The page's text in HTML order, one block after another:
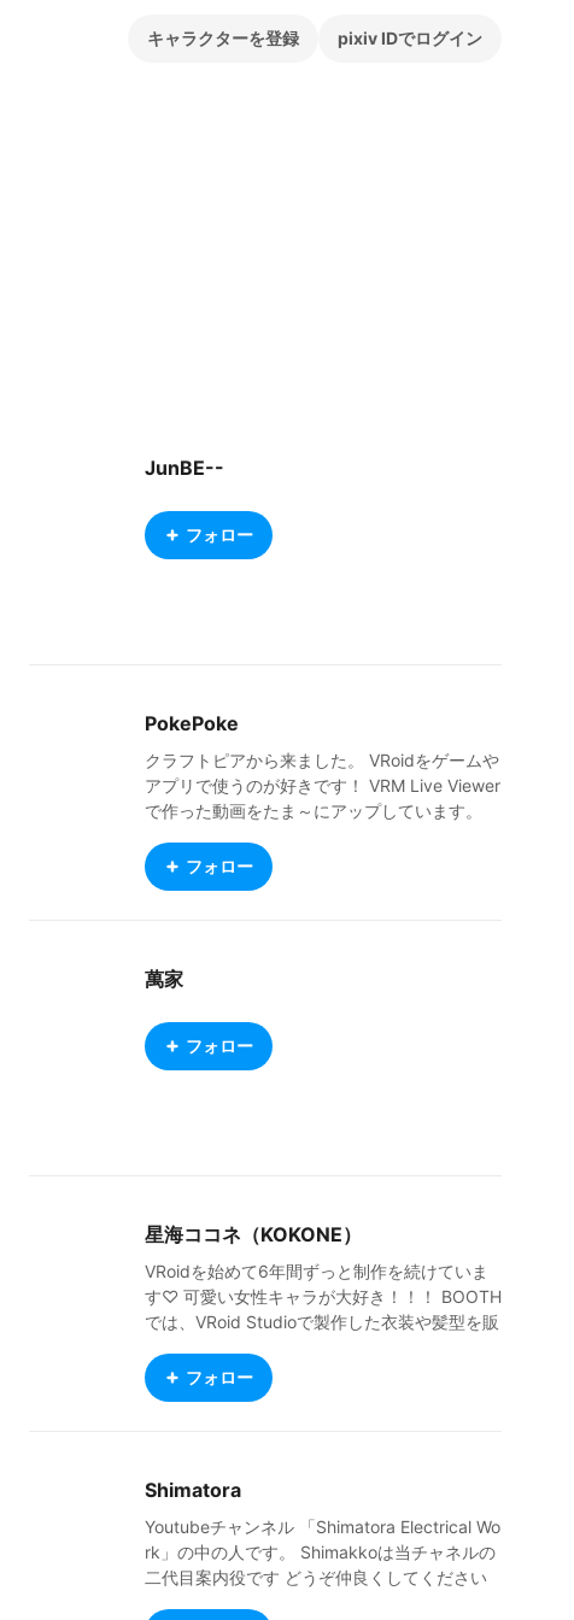
キャラクターを登録 pixiv IDでログイン
JunBE--
フォロー
PokePoke
クラフトピアから来ました。 VRoidをゲームや
アプリで使うのが好きです！ VRM Live Viewer
で作った動画をたま～にアップしています。
65channel clusterは最近ご無沙汰です。 VRC
hatは始めたばかりでVisiterです。まだアバタ
atSaberとか。 もっとVRM使えるゲームが増え
る楽しみたいと思っていますので、よろしくで
す。 I do use Japanese and English (*´▽｀
フォロー
萬家
フォロー
星海ココネ（KOKONE）
VRoidを始めて6年間ずっと制作を続けていま
す♡ 可愛い女性キャラが大好き！！！ BOOTH
では、VRoid Studioで製作した衣装や髪型を販
tps://milkpeach.booth.pm/ X→@SKONESTAR
フォロー
Shimatora
Youtubeチャンネル 「Shimatora Electrical Wo
rk」の中の人です。 Shimakkoは当チャネルの
二代目案内役です どうぞ仲良くしてください